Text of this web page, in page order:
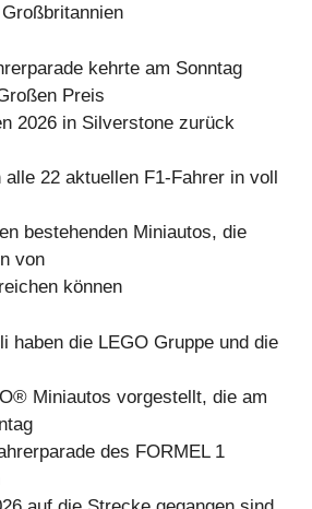
kehrte am Sonntag
Preis
2026 in Silverstone zurück
alle 22 aktuellen F1-Fahrer in voll
bestehenden Miniautos, die
von
können
haben die LEGO Gruppe und die
Miniautos vorgestellt, die am
des FORMEL 1